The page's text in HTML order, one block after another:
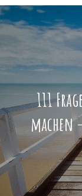
111
machen